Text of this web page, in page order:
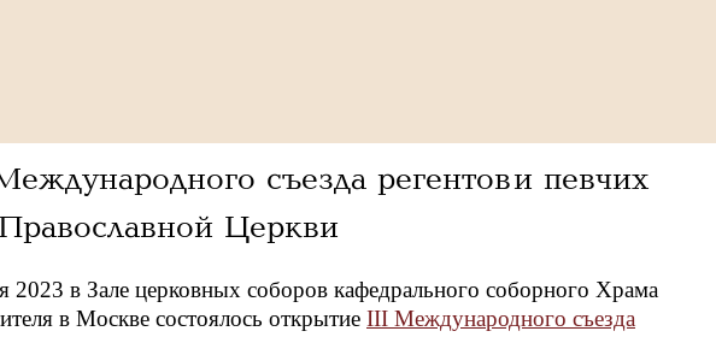
съезда регентов и певчих
Церкви
2023 в Зале церковных соборов кафедрального соборного Храма
в Москве состоялось открытие III Международного съезда